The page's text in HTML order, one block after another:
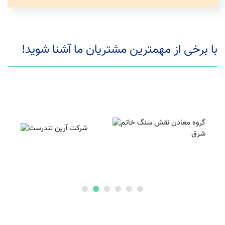
با برخی از مهمترین مشتریان ما آشنا شوید!